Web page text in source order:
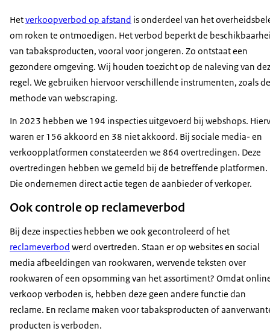
Hetverkoopverbod op afstand is onderdeel van het
om roken te ontmoedigen. Het verbod beperkt de
van tabaksproducten, vooral voor jongeren. Zo ontstaat een
gezondere omgeving. Wij houden toezicht op de naleving van
regel. We gebruiken hiervoor verschillende instrumenten, zoals de
methode van webscraping.
In 2023 hebben we 194 inspecties uitgevoerd bij webshops.
waren er 156 akkoord en 38 niet akkoord. Bij sociale media- en
verkoopplatformen constateerden we 864 overtredingen. Deze
overtredingen hebben we gemeld bij de betreffende platformen.
Die ondernemen direct actie tegen de aanbieder of verkoper.
Ook controle op reclameverbod
Bij deze inspecties hebben we ook gecontroleerd of het
reclameverbod werd overtreden. Staan er op websites en social
media afbeeldingen van rookwaren, wervende teksten over
rookwaren of een opsomming van het assortiment? Omdat
verkoop verboden is, hebben deze geen andere functie dan
reclame. En reclame maken voor tabaksproducten of
producten is verboden.